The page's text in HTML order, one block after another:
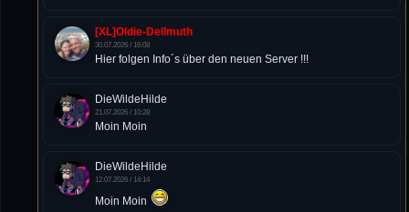
[XL]Oldie-Dellmuth
30.07.2026 / 16:08
Hier folgen Info´s über den neuen Server !!!
DieWildeHilde
21.07.2026 / 10:28
Moin Moin
DieWildeHilde
12.07.2026 / 14:14
Moin Moin